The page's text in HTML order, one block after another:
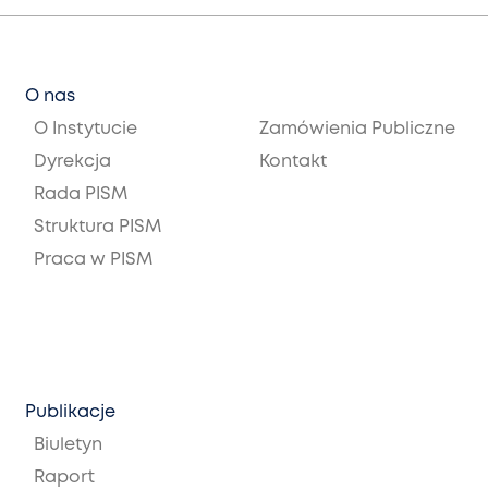
O nas
O Instytucie
Dyrekcja
Rada PISM
Struktura PISM
Praca w PISM
Zamówienia Publiczne
Kontakt
Publikacje
Biuletyn
Raport